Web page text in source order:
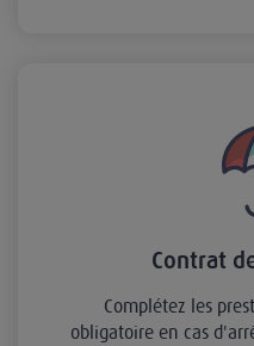
Contrat
Complétez les
obligatoire en cas